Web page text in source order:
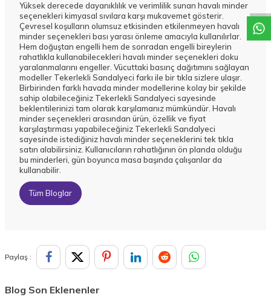
Yüksek derecede dayanıklılık ve verimlilik sunan havalı minder
seçenekleri kimyasal sıvılara karşı mukavemet gösterir.
Çevresel koşulların olumsuz etkisinden etkilenmeyen havalı
minder seçenekleri bası yarası önleme amacıyla kullanılırlar.
Hem doğuştan engelli hem de sonradan engelli bireylerin
rahatlıkla kullanabilecekleri havalı minder seçenekleri doku
yaralanmalarını engeller. Vücuttaki basınç dağıtımını sağlayan
modeller Tekerlekli Sandalyeci farkı ile bir tıkla sizlere ulaşır.
Birbirinden farklı havada minder modellerine kolay bir şekilde
sahip olabileceğiniz Tekerlekli Sandalyeci sayesinde
beklentilerinizi tam olarak karşılamanız mümkündür. Havalı
minder seçenekleri arasından ürün, özellik ve fiyat
karşılaştırması yapabileceğiniz Tekerlekli Sandalyeci
sayesinde istediğiniz havalı minder seçeneklerini tek tıkla
satın alabilirsiniz. Kullanıcıların rahatlığının ön planda olduğu
bu minderleri, gün boyunca masa başında çalışanlar da
kullanabilir.
Tüm Bloglar
Paylaş :
Blog Son Eklenenler